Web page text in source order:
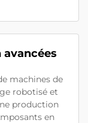
machines de
robotisé et
production
en